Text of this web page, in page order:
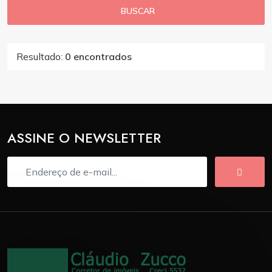
BUSCAR
Resultado: 0 encontrados
ASSINE O NEWSLETTER